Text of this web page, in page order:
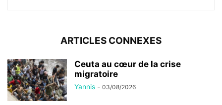
ARTICLES CONNEXES
Ceuta au cœur de la crise
migratoire
Yannis - 03/08/2026